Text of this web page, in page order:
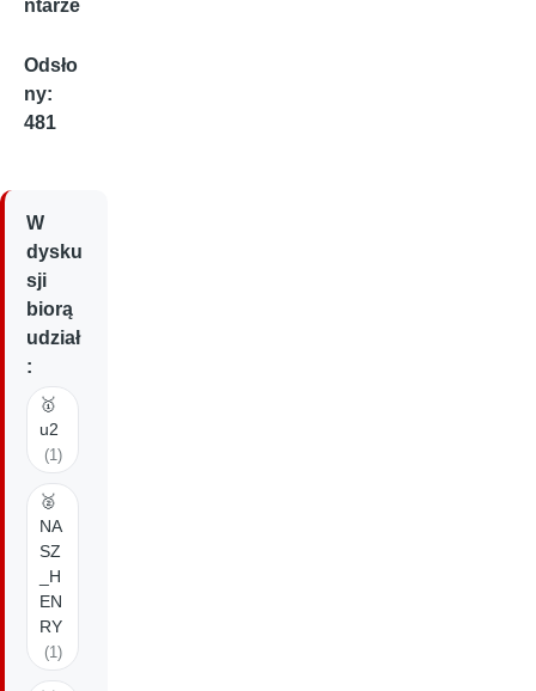
ntarze
Odsło
ny:
481
W
dysku
sji
biorą
udział
:
🥇
u2
(1)
🥈
NA
SZ
_H
EN
RY
(1)